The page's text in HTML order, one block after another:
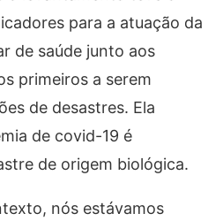
para a atuação da
de saúde junto aos
primeiros a serem
de desastres. Ela
de covid-19 é
de origem biológica.
nós estávamos